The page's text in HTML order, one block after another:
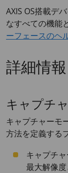
AXIS OS搭載デ
なすべての機能
ーフェースのヘ
詳細情報
キャプチ
キャプチャーモ
方法を定義する
キャプチ
最大解像度